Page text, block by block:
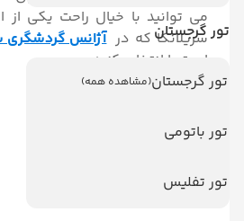
تور گرجستان
تور گرجستان(مشاهده همه)
تور باتومی
تور تفلیس
می توانید با خیال راحت یکی از
سریلانکا که در آژانس گردشگری
است را انتخاب کنید.
*تور 7 روزه سریلانکا
* تور سریلانکا 6 شب و 7 روز
*تور سریلانکا 8 شب و 9 روز